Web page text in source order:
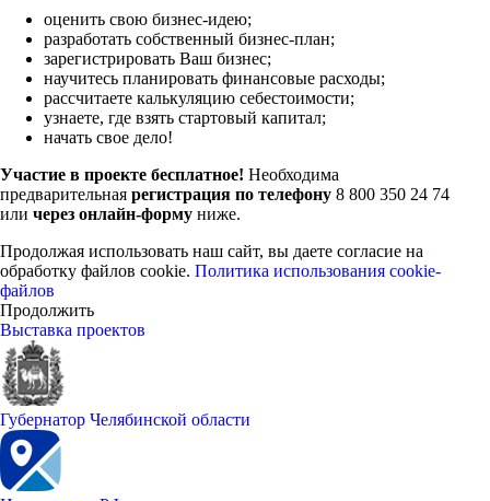
оценить свою бизнес-идею;
разработать собственный бизнес-план;
зарегистрировать Ваш бизнес;
научитесь планировать финансовые расходы;
рассчитаете калькуляцию себестоимости;
узнаете, где взять стартовый капитал;
начать свое дело!
Участие в проекте бесплатное! Необходима
предварительная регистрация по телефону 8 800 350 24 74
или через онлайн-форму ниже.
Продолжая использовать наш сайт, вы даете согласие на
обработку файлов cookie. Политика использования cookie-
файлов
Продолжить
Выставка проектов
Губернатор Челябинской области